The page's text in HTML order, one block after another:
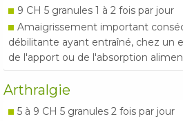
9 CH 5 granules 1 à 2 fois par jour
Amaigrissement important
débilitante ayant entraîné, chez un
de l'apport ou de l'absorption
Arthralgie
5 à 9 CH 5 granules 2 fois par jour